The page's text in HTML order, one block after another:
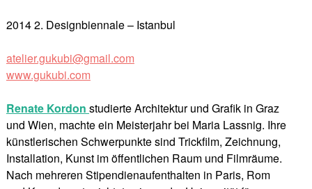
2014 2. Designbiennale – Istanbul
atelier.gukubi@gmail.com
www.gukubi.com
Renate Kordon studierte Architektur und Grafik in Graz
und Wien, machte ein Meisterjahr bei Maria Lassnig. Ihre
künstlerischen Schwerpunkte sind Trickfilm, Zeichnung,
Installation, Kunst im öffentlichen Raum und Filmräume.
Nach mehreren Stipendienaufenthalten in Paris, Rom